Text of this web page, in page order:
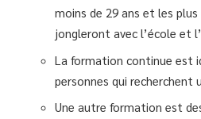
moins de 29 ans et les plus
jongleront avec l’école et
La formation continue est
personnes qui recherchent
Une autre formation est